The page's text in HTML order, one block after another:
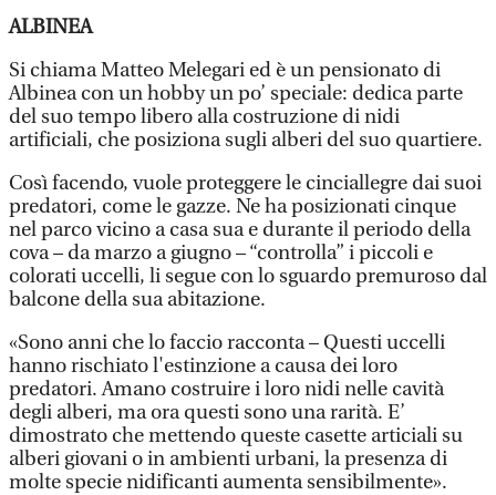
ALBINEA
Si chiama Matteo Melegari ed è un pensionato di
Albinea con un hobby un po’ speciale: dedica parte
del suo tempo libero alla costruzione di nidi
artificiali, che posiziona sugli alberi del suo quartiere.
Così facendo, vuole proteggere le cinciallegre dai suoi
predatori, come le gazze. Ne ha posizionati cinque
nel parco vicino a casa sua e durante il periodo della
cova – da marzo a giugno – “controlla” i piccoli e
colorati uccelli, li segue con lo sguardo premuroso dal
balcone della sua abitazione.
«Sono anni che lo faccio racconta – Questi uccelli
hanno rischiato l'estinzione a causa dei loro
predatori. Amano costruire i loro nidi nelle cavità
degli alberi, ma ora questi sono una rarità. E’
dimostrato che mettendo queste casette articiali su
alberi giovani o in ambienti urbani, la presenza di
molte specie nidificanti aumenta sensibilmente».